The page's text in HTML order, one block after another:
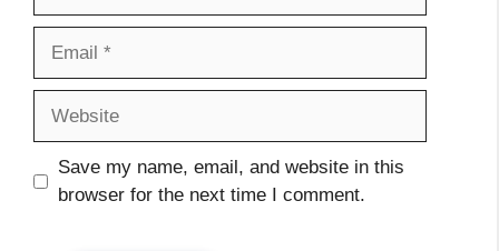
Save my name, email, and website in this
browser for the next time I comment.